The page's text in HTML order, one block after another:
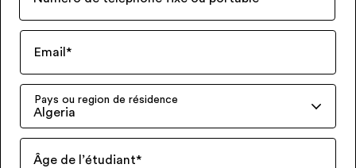
Email *
Pays ou region de résidence
Algeria
Âge de l’étudiant*